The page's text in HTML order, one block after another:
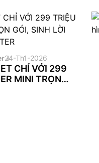
24-Th1-2026
CHỈ VỚI 299
MINI TRỌN